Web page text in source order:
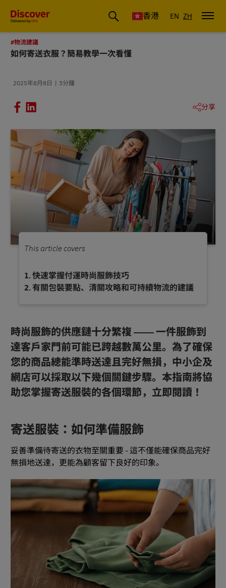
香港 EN ZH
#物流建議
如何寄送衣服？簡易教學一次看懂
2025年8月8日 3分鐘
分享
This article covers
快速掌握付運時尚服飾技巧
有關包裝要點、清關攻略和可持續物流的建議
時尚服飾的供應鏈十分繁複 —— 一件服飾到
達客戶家門前可能已跨越數萬公里。為了確保
您的商品總能準時送達且完好無損，中小企及
網店可以採取以下幾個關鍵步驟。本指南將協
助您掌握寄送服裝的各個環節，立即閱讀！
寄送服裝：如何準備服飾
妥善準備待寄送的衣物至關重要 - 這不僅能確保商品完好
無損地送達，更能為顧客留下良好的印象。